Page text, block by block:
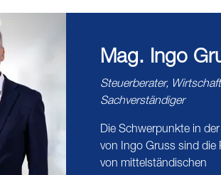
Mag. Ingo
Steuerberater,
Sachverständiger
Die Schwerpunkte in
von Ingo Gruss sind die
von mittelständischen